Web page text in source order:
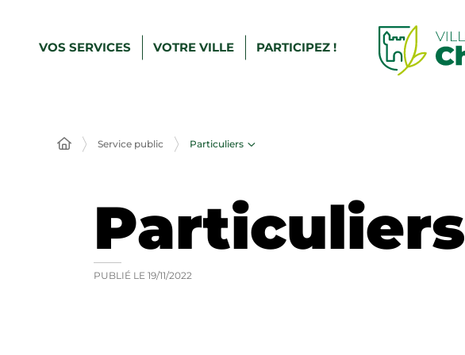
VOS SERVICES VOTRE VILLE PARTICIPEZ !
Service public Particuliers
Particuliers
PUBLIÉ LE 19/11/2022